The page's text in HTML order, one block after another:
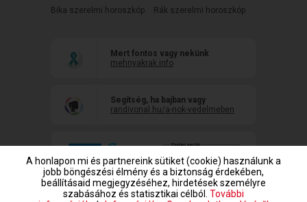
Bika szerelmi horoszkóp
Rák szerelmi horoszkóp
Mert fontos vagy nekünk
mehnyakrak.info
Segítség, ha bajban vagy
randivonal.hu/a-nok-vedelmeben
A honlapon mi és partnereink sütiket (cookie) használunk a
jobb böngészési élmény és a biztonság érdekében,
beállításaid megjegyzéséhez, hirdetések személyre
szabásához és statisztikai célból. További